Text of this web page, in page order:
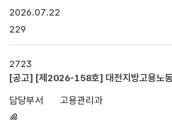
있음
2026.07.22
229
2723
[공고] [제2026-158호] 대전지방고용노동청(보령지청) 공무직근로자(공인노
고용관리과